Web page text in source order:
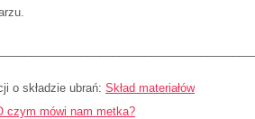
o składzie ubrań:Skład materiałów
czym mówi nam metka?